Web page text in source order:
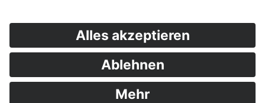
Die ARCHE wird von uns regelmäßig mit
besonderen Aktionen unterstützt
Cargo SEAL (Germany) GmbH